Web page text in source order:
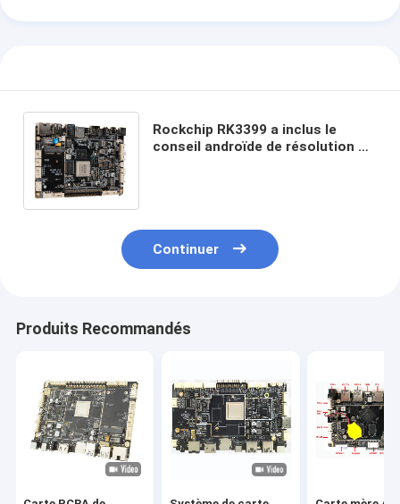
Rockchip RK3399 a inclus le
conseil androïde de résolution du
Continuer
Produits Recommandés